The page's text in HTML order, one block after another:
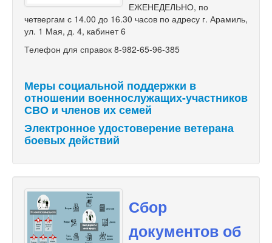
ЕЖЕНЕДЕЛЬНО, по
четвергам с 14.00 до 16.30 часов по адресу г. Арамиль,
ул. 1 Мая, д. 4, кабинет 6
Телефон для справок 8-982-65-96-385
Меры социальной поддержки в
отношении военнослужащих-участников
СВО и членов их семей
Электронное удостоверение ветерана
боевых действий
Сбор
документов об